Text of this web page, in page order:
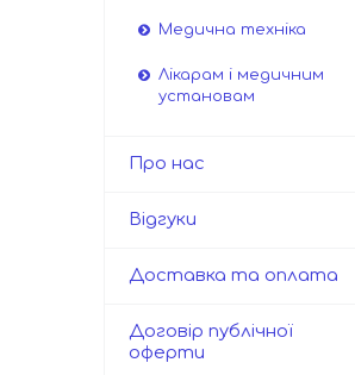
Медична техніка
Лікарам і медичним
установам
Про нас
Відгуки
Доставка та оплата
Договір публічної
оферти